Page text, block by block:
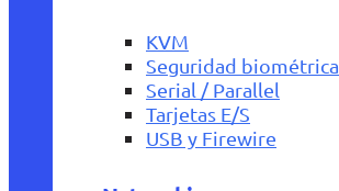
KVM
Seguridad biométrica
Serial / Parallel
Tarjetas E/S
USB y Firewire